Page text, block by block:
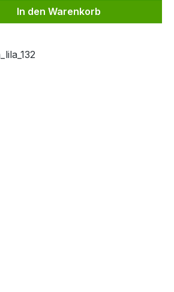
gewünschten Wert
In den Warenkorb